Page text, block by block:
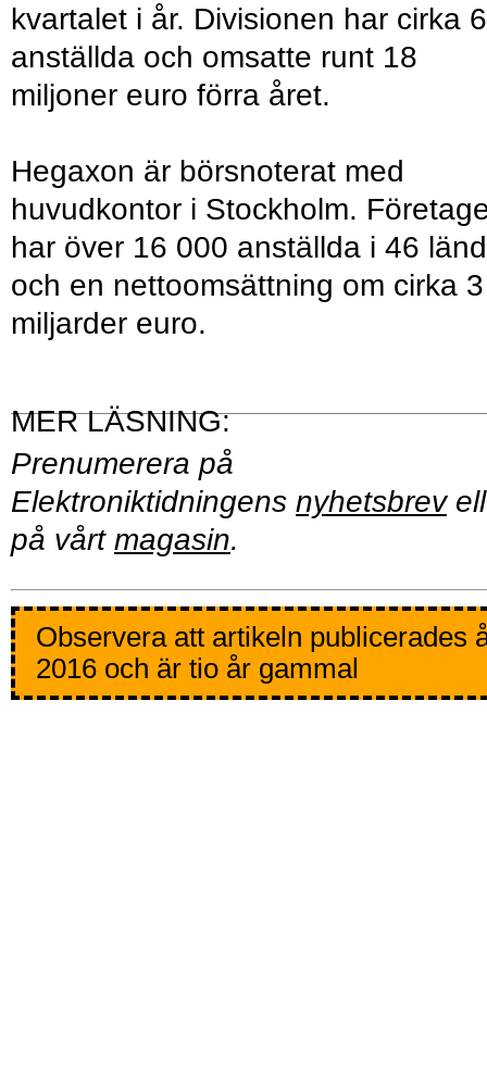
kvartalet i år. Divisionen har cirka
anställda och omsatte runt 18
miljoner euro förra året.
Hegaxon är börsnoterat med
huvudkontor i Stockholm.
har över 16 000 anställda i 46
och en nettoomsättning om cirka 3
miljarder euro.
Prenumerera på
Elektroniktidningens nyhetsbrev
på vårt magasin.
Observera att artikeln publicerades
2016 och är tio år gammal